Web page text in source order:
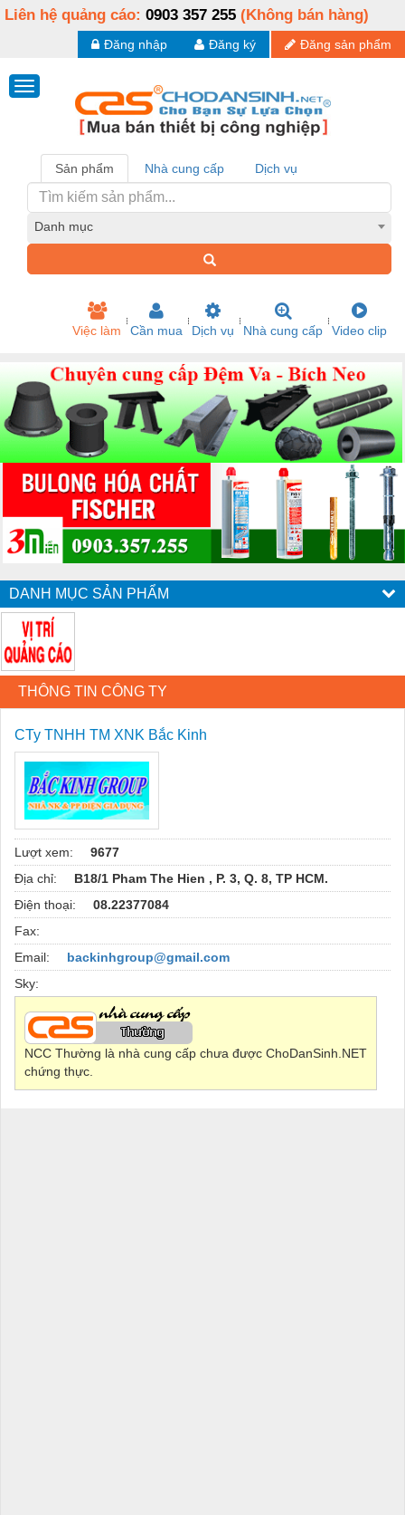
Liên hệ quảng cáo: 0903 357 255 (Không bán hàng)
Đăng sản phẩm
Đăng ký
Đăng nhập
Sản phẩm Nhà cung cấp Dịch vụ
Danh mục
Việc làm Cần mua Dịch vụ Nhà cung cấp Video clip
DANH MỤC SẢN PHẨM
THÔNG TIN CÔNG TY
CTy TNHH TM XNK Bắc Kinh
Lượt xem:
9677
Địa chỉ:
B18/1 Pham The Hien , P. 3, Q. 8, TP HCM.
Điện thoại:
08.22377084
Fax:
Email:
backinhgroup@gmail.com
Sky:
NCC Thường là nhà cung cấp chưa được ChoDanSinh.NET
chứng thực.